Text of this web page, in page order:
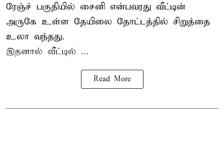
ரேஞ்ச் பகுதியில் சைனி என்பவரது வீட்டின்
அருகே உள்ள தேயிலை தோட்டத்தில் சிறுத்தை
உலா வந்தது.
இதனால் வீட்டில் ...
Read More